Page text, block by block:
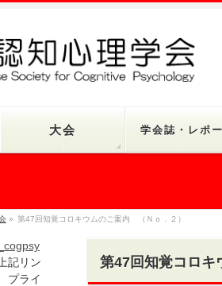
大会 学会誌・レポ
» 第47回知覚コロキウムのご案内 （Ｎｏ．２）
第47回知覚コロキ
記リン
プライ